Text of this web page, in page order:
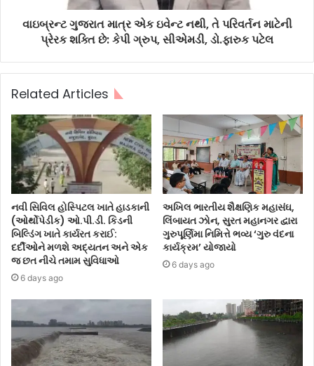
વાઇબ્રન્ટ ગુજરાત માત્ર એક ઇવેન્ટ નથી, તે પરિવર્તન માટેની
પ્રેરક શક્તિ છે: કેપી ગ્રુપ, સીએમડી, ડો.ફારુક પટેલ
Related Articles
નવી સિવિલ હોસ્પિટલ ખાતે હાડકાની
(ઓર્થોપેડીક) ઓ.પી.ડી. કિડની
બિલ્ડિંગ ખાતે કાર્યરત કરાઈ:
દર્દીઓને મળશે અદ્યતન અને એક
જ છત નીચે તમામ સુવિધાઓ
6 days ago
અખિલ ભારતીય શૈક્ષણિક મહાસંઘ,
લિંબાયત ઝોન, સુરત મહાનગર દ્વારા
ગુરુપૂર્ણિમા નિમિત્તે ભવ્ય ‘ગુરુ વંદના
કાર્યક્રમ’ યોજાયો
6 days ago